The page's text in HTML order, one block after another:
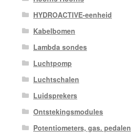
HYDROACTIVE-eenheid
Kabelbomen
Lambda sondes
Luchtpomp
Luchtschalen
Luidsprekers
Ontstekingsmodules
Potentiometers, gas. pedalen